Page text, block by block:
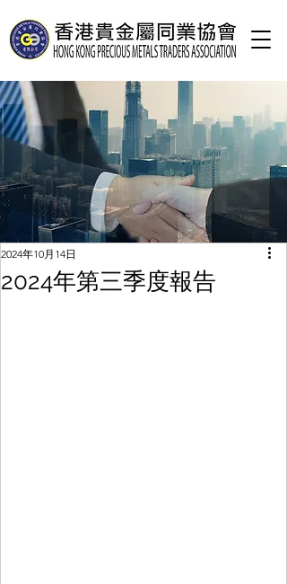
2024年第三季度報告
2024年10月14日